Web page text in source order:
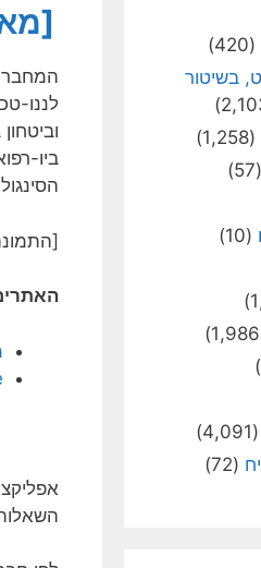
המחבר
לננו-
ביו-
(420)
בשיטור
(1,258)
(57)
(10)
(4,091)
(72)